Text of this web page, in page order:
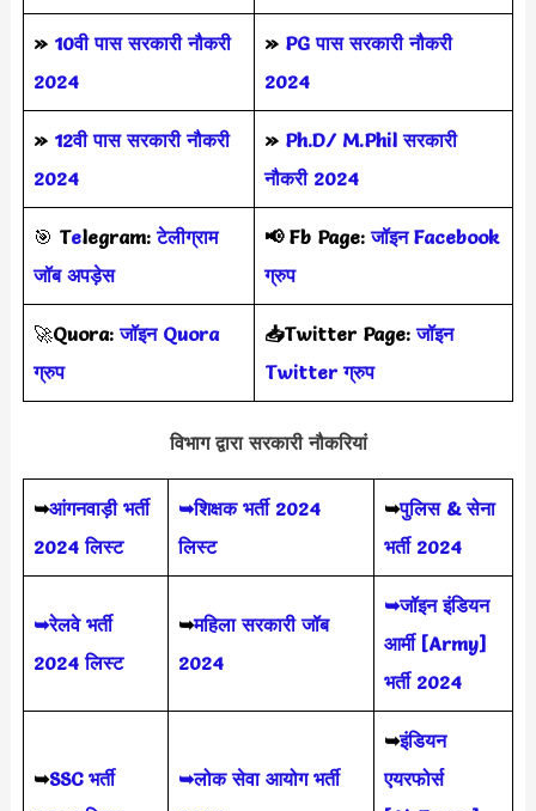
» 10वी पास सरकारी नौकरी
2024
» PG पास सरकारी नौकरी
2024
» 12वी पास सरकारी नौकरी
2024
» Ph.D/ M.Phil सरकारी
नौकरी 2024
🎯 Telegram: टेलीग्राम
जॉब अपड़ेस
📢 Fb Page:जॉइन Facebook
ग्रुप
🚀Quora:जॉइन Quora
ग्रुप
📥Twitter Page:जॉइन
Twitter ग्रुप
विभाग द्वारा सरकारी नौकरियां
➥आंगनवाड़ी भर्ती
2024 लिस्ट
➥शिक्षक भर्ती 2024
लिस्ट
➥पुलिस & सेना
भर्ती 2024
➥रेलवे भर्ती
2024 लिस्ट
➥महिला सरकारी जॉब
2024
➥जॉइन इंडियन
आर्मी [Army]
भर्ती 2024
➥SSC भर्ती
➥लोक सेवा आयोग भर्ती
➥इंडियन
एयरफोर्स